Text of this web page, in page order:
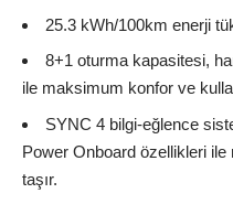
25.3 kWh/100km enerji
8+1 oturma kapasitesi,
ile maksimum konfor ve
SYNC 4 bilgi-eğlence
Power Onboard özellikleri
taşır.